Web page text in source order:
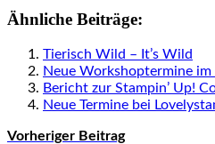
Ähnliche Beiträge:
Tierisch Wild – It’s Wild
Neue Workshoptermine im
Bericht zur Stampin’ Up!
Neue Termine bei
Vorheriger Beitrag